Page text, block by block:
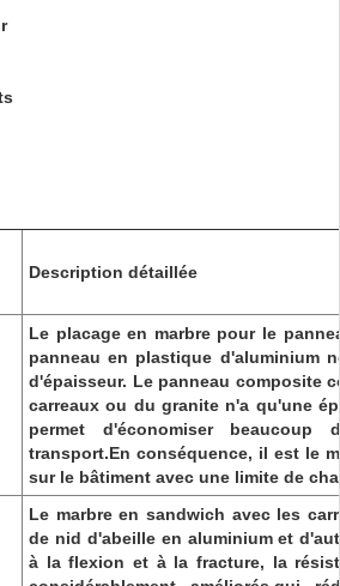
Description détaillée
Le placage en marbre pour le
panneau en plastique d'aluminium
d'épaisseur. Le panneau composite
carreaux ou du granite n'a qu'une
permet d'économiser
transport.En conséquence, il est le
sur le bâtiment avec une limite de
Le marbre en sandwich avec les
de nid d'abeille en aluminium et
à la flexion et à la fracture, la